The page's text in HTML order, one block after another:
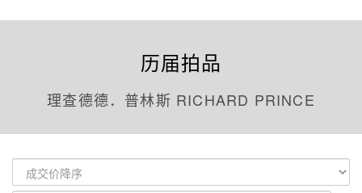
历届拍品
理查德德．普林斯 RICHARD PRINCE